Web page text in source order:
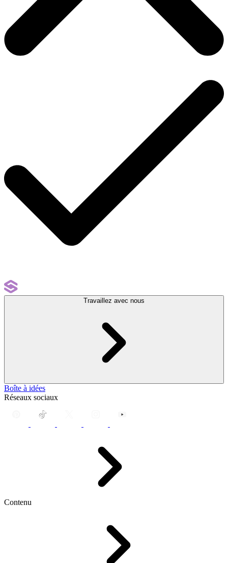
Travaillez avec nous
Boîte à idées
Réseaux sociaux
Contenu